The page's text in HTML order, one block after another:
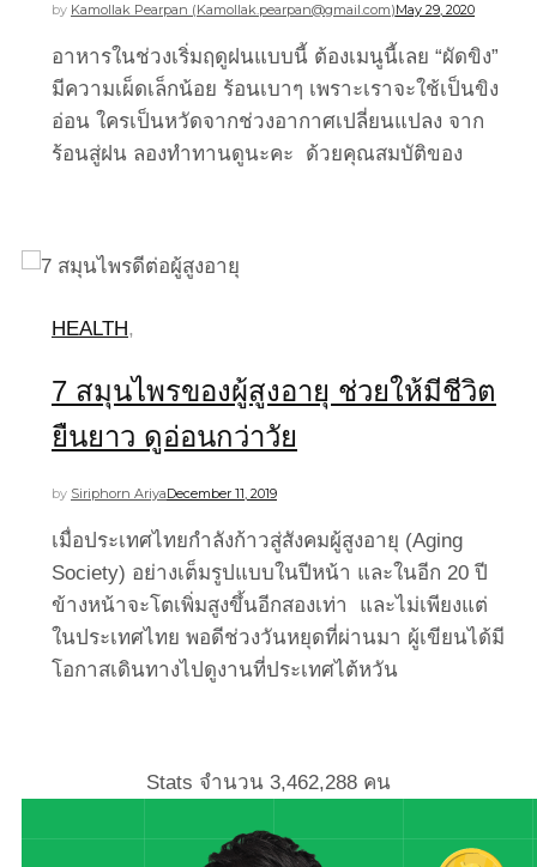
by Kamollak Pearpan (Kamollak.pearpan@gmail.com)May 29, 2020
อาหารในช่วงเริ่มฤดูฝนแบบนี้ ต้องเมนูนี้เลย “ผัดขิง”
มีความเผ็ดเล็กน้อย ร้อนเบาๆ เพราะเราจะใช้เป็นขิง
อ่อน ใครเป็นหวัดจากช่วงอากาศเปลี่ยนแปลง จาก
ร้อนสู่ฝน ลองทำทานดูนะคะ ด้วยคุณสมบัติของ
HEALTH,
7 สมุนไพรของผู้สูงอายุ ช่วยให้มีชีวิต
ยืนยาว ดูอ่อนกว่าวัย
by Siriphorn AriyaDecember 11, 2019
เมื่อประเทศไทยกำลังก้าวสู่สังคมผู้สูงอายุ (Aging
Society) อย่างเต็มรูปแบบในปีหน้า และในอีก 20 ปี
ข้างหน้าจะโตเพิ่มสูงขึ้นอีกสองเท่า และไม่เพียงแต่
ในประเทศไทย พอดีช่วงวันหยุดที่ผ่านมา ผู้เขียนได้มี
โอกาสเดินทางไปดูงานที่ประเทศไต้หวัน
Stats จำนวน 3,462,288 คน